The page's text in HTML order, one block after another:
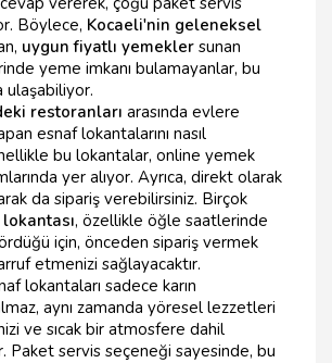
Böylece, Kocaeli'nin geleneksel
uygun fiyatlı yemekler sunan
yeme imkanı bulamayanlar, bu
restoranları arasında evlere
esnaf lokantalarını nasıl
bu lokantalar, online yemek
yer alıyor. Ayrıca, direkt olarak
da sipariş verebilirsiniz. Birçok
, özellikle öğle saatlerinde
için, önceden sipariş vermek
etmenizi sağlayacaktır.
lokantaları sadece karın
aynı zamanda yöresel lezzetleri
ve sıcak bir atmosfere dahil
Paket servis seçeneği sayesinde, bu